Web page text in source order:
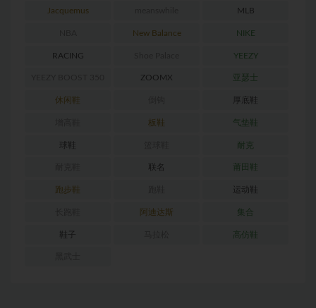
Jacquemus MLB
New Balance NIKE
RACING YEEZY
ZOOMX 亚瑟士
休闲鞋 厚底鞋
板鞋 气垫鞋
球鞋 耐克
联名 莆田鞋
跑步鞋 运动鞋
阿迪达斯 集合
鞋子 高仿鞋